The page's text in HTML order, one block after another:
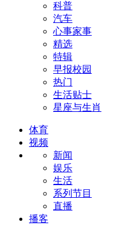
科普
汽车
心事家事
精选
特辑
早报校园
热门
生活贴士
星座与生肖
体育
视频
新闻
娱乐
生活
系列节目
直播
播客